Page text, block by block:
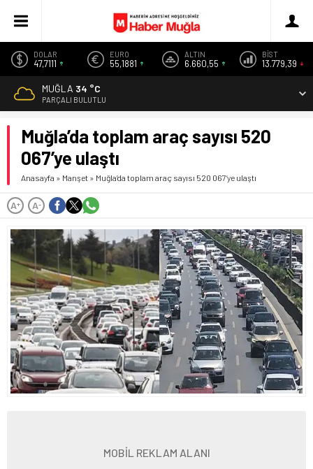
DOLAR
47,7111
EURO
55,1881
ALTIN
6.660,55
BİST
13.779,39
MUĞLA 34 °C
PARÇALI BULUTLU
Muğla’da toplam araç sayısı 520
067’ye ulaştı
Anasayfa » Manşet » Muğla’da toplam araç sayısı 520 067’ye ulaştı
A+ A-
MOBİL REKLAM ALANI